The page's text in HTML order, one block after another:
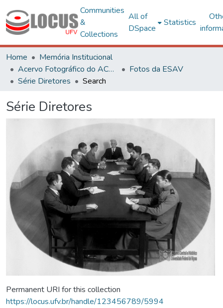
Communities
&
Collections
All of
DSpace
Statistics
Home
Memória Institucional
Acervo Fotográfico do ACH-UFV
Fotos da ESAV
Série Diretores
Search
Série Diretores
Permanent URI for this collection
https://locus.ufv.br/handle/123456789/5994